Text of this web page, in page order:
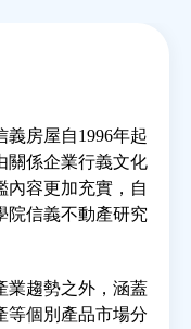
房屋自1996年起
關係企業行義文化
內容更加充實，自
院信義不動產研究
業趨勢之外，涵蓋
等個別產品市場分